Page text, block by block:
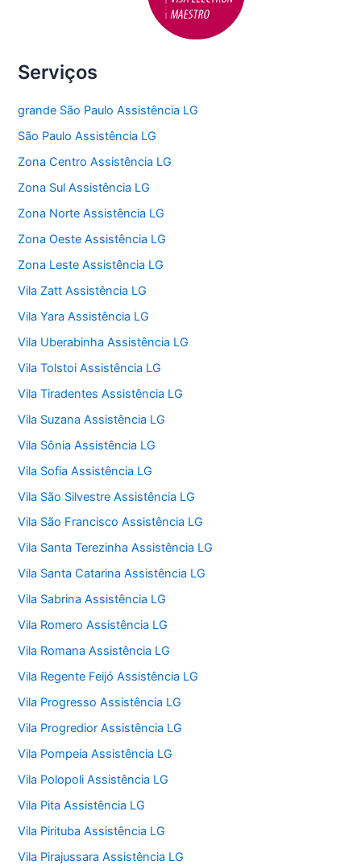
Serviços
grande São Paulo Assistência LG
São Paulo Assistência LG
Zona Centro Assistência LG
Zona Sul Assistência LG
Zona Norte Assistência LG
Zona Oeste Assistência LG
Zona Leste Assistência LG
Vila Zatt Assistência LG
Vila Yara Assistência LG
Vila Uberabinha Assistência LG
Vila Tolstoi Assistência LG
Vila Tiradentes Assistência LG
Vila Suzana Assistência LG
Vila Sônia Assistência LG
Vila Sofia Assistência LG
Vila São Silvestre Assistência LG
Vila São Francisco Assistência LG
Vila Santa Terezinha Assistência LG
Vila Santa Catarina Assistência LG
Vila Sabrina Assistência LG
Vila Romero Assistência LG
Vila Romana Assistência LG
Vila Regente Feijó Assistência LG
Vila Progresso Assistência LG
Vila Progredior Assistência LG
Vila Pompeia Assistência LG
Vila Polopoli Assistência LG
Vila Pita Assistência LG
Vila Pirituba Assistência LG
Vila Pirajussara Assistência LG